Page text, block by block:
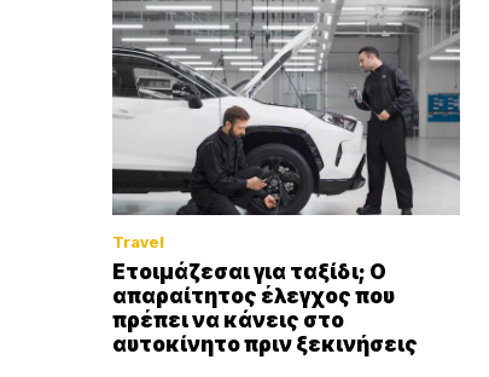
Travel
Ετοιμάζεσαι για ταξίδι; Ο
απαραίτητος έλεγχος που
πρέπει να κάνεις στο
αυτοκίνητο πριν ξεκινήσεις